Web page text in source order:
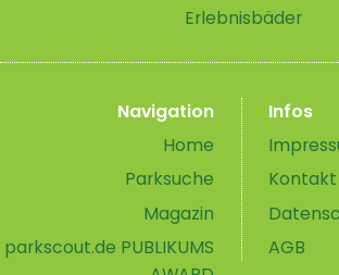
Erlebnisbäder
Navigation
Home
Parksuche
Magazin
parkscout.de PUBLIKUMS
Infos
Kontakt
AGB